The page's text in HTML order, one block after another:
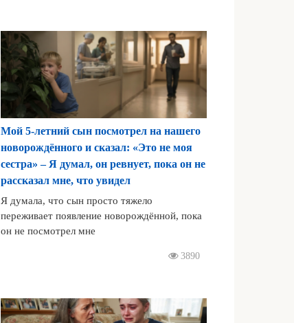
Мой 5-летний сын посмотрел на нашего
новорождённого и сказал: «Это не моя
сестра» – Я думал, он ревнует, пока он не
рассказал мне, что увидел
Я думала, что сын просто тяжело
переживает появление новорождённой, пока
он не посмотрел мне
3890